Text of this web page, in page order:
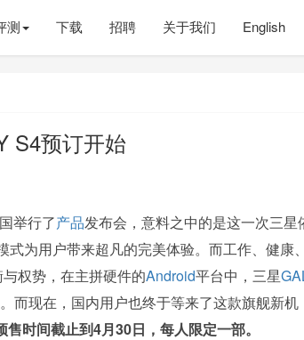
测 下载 招聘 关于我们 English
S4预订开始
举行了产品发布会，意料之中的是这一次三
为用户带来超凡的完美体验。而工作、健康
权势，在主拼硬件的Android平台中，三星
而现在，国内用户也终于等来了这款旗舰新机
时间截止到4月30日，每人限定一部。